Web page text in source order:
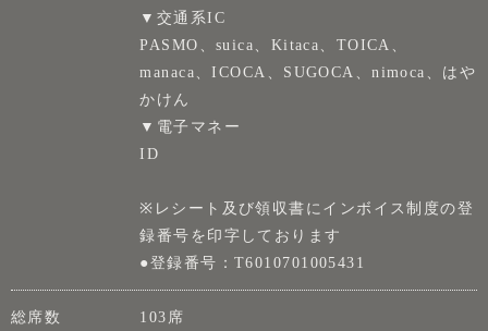
▼交通系IC
PASMO、suica、Kitaca、TOICA、
manaca、ICOCA、SUGOCA、nimoca、はや
かけん
▼電子マネー
ID
※レシート及び領収書にインボイス制度の登
録番号を印字しております
●登録番号：T6010701005431
総席数
103席